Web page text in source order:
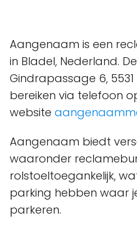
Aangenaam is een
in Bladel, Nederland.
Gindrapassage 6,
bereiken via telefoon
website
Aangenaam biedt
waaronder
rolstoeltoegankelijk,
parking hebben waar
parkeren.